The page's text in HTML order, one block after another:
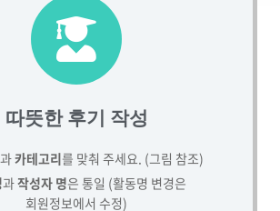
따뜻한 후기 작성
과카테고리를 맞춰 주세요. (그림 참조)
과작성자 명은 통일 (활동명 변경은
회원정보에서 수정)